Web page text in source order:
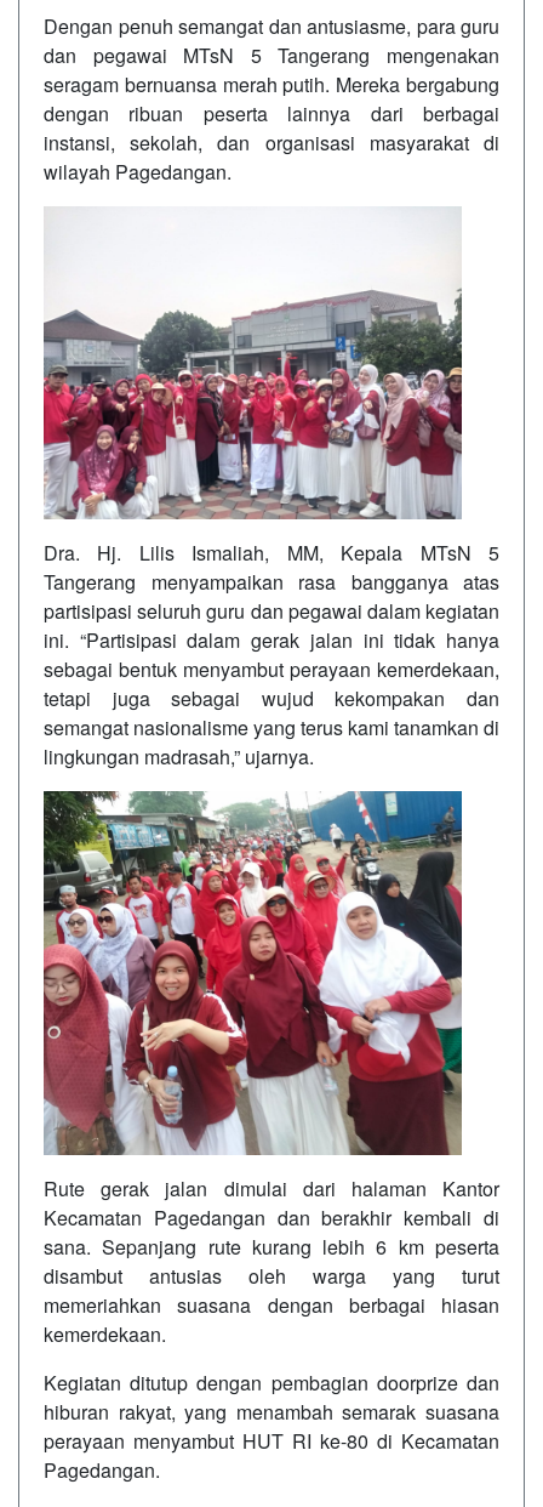
Dengan penuh semangat dan antusiasme, para guru
dan pegawai MTsN 5 Tangerang mengenakan
seragam bernuansa merah putih. Mereka bergabung
dengan ribuan peserta lainnya dari berbagai
instansi, sekolah, dan organisasi masyarakat di
wilayah Pagedangan.
Dra. Hj. Lilis Ismaliah, MM, Kepala MTsN 5
Tangerang menyampaikan rasa bangganya atas
partisipasi seluruh guru dan pegawai dalam kegiatan
ini. “Partisipasi dalam gerak jalan ini tidak hanya
sebagai bentuk menyambut perayaan kemerdekaan,
tetapi juga sebagai wujud kekompakan dan
semangat nasionalisme yang terus kami tanamkan di
lingkungan madrasah,” ujarnya.
Rute gerak jalan dimulai dari halaman Kantor
Kecamatan Pagedangan dan berakhir kembali di
sana. Sepanjang rute kurang lebih 6 km peserta
disambut antusias oleh warga yang turut
memeriahkan suasana dengan berbagai hiasan
kemerdekaan.
Kegiatan ditutup dengan pembagian doorprize dan
hiburan rakyat, yang menambah semarak suasana
perayaan menyambut HUT RI ke-80 di Kecamatan
Pagedangan.